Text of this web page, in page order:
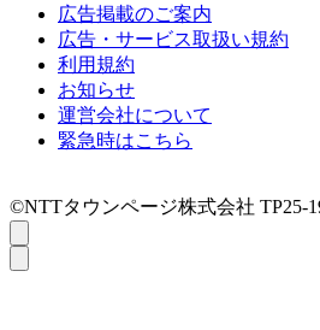
広告掲載のご案内
広告・サービス取扱い規約
利用規約
お知らせ
運営会社について
緊急時はこちら
©NTTタウンページ株式会社 TP25-